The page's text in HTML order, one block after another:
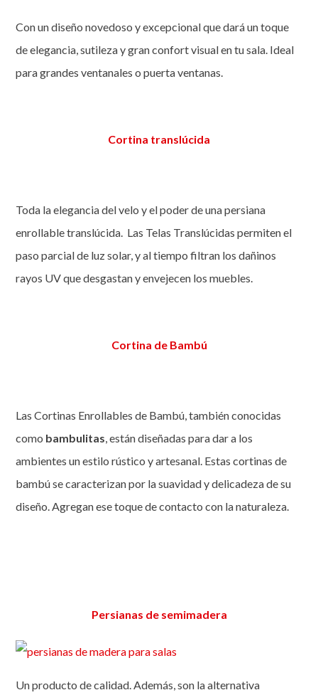
Con un diseño novedoso y excepcional que dará un toque
de elegancia, sutileza y gran confort visual en tu sala. Ideal
para grandes ventanales o puerta ventanas.
Cortina translúcida
Toda la elegancia del velo y el poder de una persiana
enrollable translúcida. Las Telas Translúcidas permiten el
paso parcial de luz solar, y al tiempo filtran los dañinos
rayos UV que desgastan y envejecen los muebles.
Cortina de Bambú
Las Cortinas Enrollables de Bambú, también conocidas
como bambulitas, están diseñadas para dar a los
ambientes un estilo rústico y artesanal. Estas cortinas de
bambú se caracterizan por la suavidad y delicadeza de su
diseño. Agregan ese toque de contacto con la naturaleza.
Persianas de semimadera
Un producto de calidad. Además, son la alternativa